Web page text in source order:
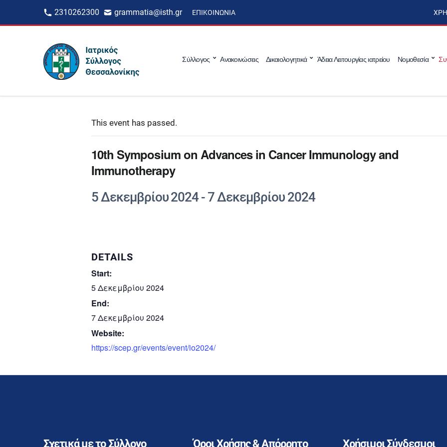
2310262300 grammatia@isth.gr ΕΠΙΚΟΙΝΩΝΊΑ
Σύλλογος Ανακοινώσεις Δικαιολογητικά Άδεια Λειτουργίας ιατρείου Νομοθεσία
This event has passed.
10th Symposium on Advances in Cancer Immunology and
Immunotherapy
5 Δεκεμβρίου 2024 - 7 Δεκεμβρίου 2024
DETAILS
Start:
5 Δεκεμβρίου 2024
End:
7 Δεκεμβρίου 2024
Website:
https://scep.gr/events/event/io2024/
Σχετικά με το Σύλλογο Όροι Χρήσης & Απόρρητο Χρήσιμοι Σύνδεσμοι